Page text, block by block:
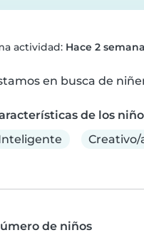
actividad: Hace 2
en busca de
de los
Creativo/
de niños